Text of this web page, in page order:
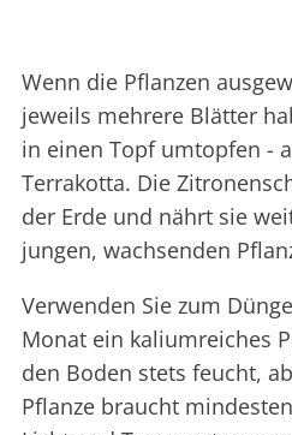
Wenn die Pflanzen
jeweils mehrere Blätter
in einen Topf umtopfen -
Terrakotta. Die
der Erde und nährt sie
jungen, wachsenden
Verwenden Sie zum
Monat ein kaliumreiches
den Boden stets feucht,
Pflanze braucht